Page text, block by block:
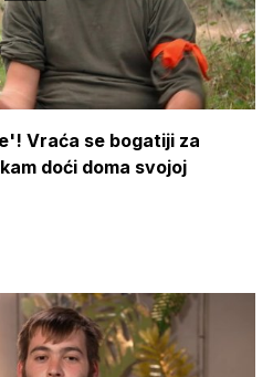
Vraća se bogatiji za
doći doma svojoj